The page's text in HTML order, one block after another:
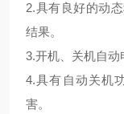
2.具有良好的动
结果。
3.开机、关机自动
4.具有自动关机
害。